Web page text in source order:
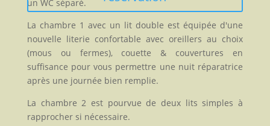
un WC séparé.
La chambre 1 avec un lit double est équipée d'une
nouvelle literie confortable avec oreillers au choix
(mous ou fermes), couette & couvertures en
suffisance pour vous permettre une nuit réparatrice
après une journée bien remplie.
La chambre 2 est pourvue de deux lits simples à
rapprocher si nécessaire.